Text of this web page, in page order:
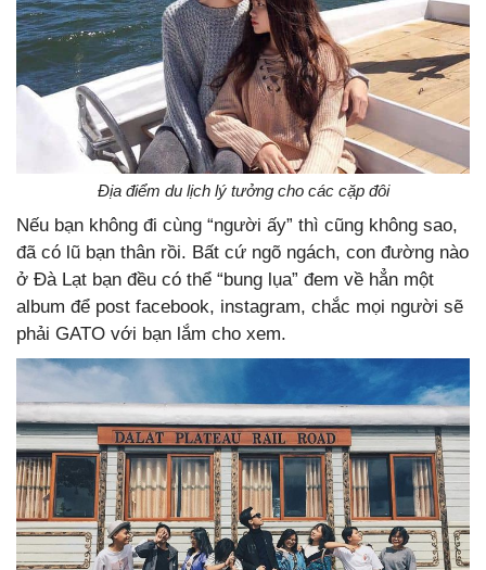
Địa điểm du lịch lý tưởng cho các cặp đôi
Nếu bạn không đi cùng “người ấy” thì cũng không sao,
đã có lũ bạn thân rồi. Bất cứ ngõ ngách, con đường nào
ở Đà Lạt bạn đều có thể “bung lụa” đem về hẳn một
album để post facebook, instagram, chắc mọi người sẽ
phải GATO với bạn lắm cho xem.